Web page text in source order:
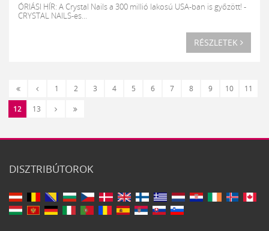
ÓRIÁSI HÍR: A Crystal Nails a 300 millió lakosú USA-ban is győzött! -
CRYSTAL NAILS-es...
RÉSZLETEK
«
Első
‹
1 2 3 4 5 6 7 8 9 10
11
12
13
KövetkezőUtolsó
DISZTRIBÚTOROK